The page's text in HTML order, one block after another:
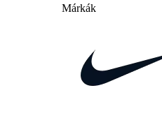
Márkák